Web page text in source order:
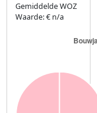
Gemiddelde WOZ
Waarde: € n/a